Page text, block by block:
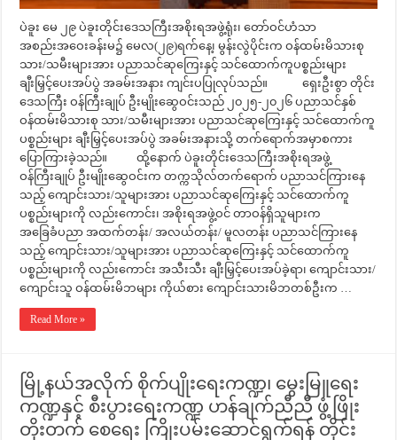
ပဲခူး မေ ၂၉ ပဲခူးတိုင်းဒေသကြီးအစိုးရအဖွဲ့ရုံး၊ တော်ဝင်ဟံသာ
အစည်းအဝေးခန်းမ၌ မေလ(၂၉)ရက်နေ့၊ မွန်းလွဲပိုင်းက ဝန်ထမ်းမိသားစု
သား/သမီးများအား ပညာသင်ဆုကြေးနှင့် သင်ထောက်ကူပစ္စည်းများ
ချီးမြှင့်ပေးအပ်ပွဲ အခမ်းအနား ကျင်းပပြုလုပ်သည်။ ရှေးဦးစွာ တိုင်း
ဒေသကြီး ဝန်ကြီးချုပ် ဦးမျိုးဆွေဝင်းသည် ၂၀၂၅-၂၀၂၆ ပညာသင်နှစ်
ဝန်ထမ်းမိသားစု သား/သမီးများအား ပညာသင်ဆုကြေးနှင့် သင်ထောက်ကူ
ပစ္စည်းများ ချီးမြှင့်ပေးအပ်ပွဲ အခမ်းအနားသို့ တက်ရောက်အမှာစကား
ပြောကြားခဲ့သည်။ ထို့နောက် ပဲခူးတိုင်းဒေသကြီးအစိုးရအဖွဲ့
ဝန်ကြီးချုပ် ဦးမျိုးဆွေဝင်းက တက္ကသိုလ်တက်ရောက် ပညာသင်ကြားနေ
သည့် ကျောင်းသား/သူများအား ပညာသင်ဆုကြေးနှင့် သင်ထောက်ကူ
ပစ္စည်းများကို လည်းကောင်း၊ အစိုးရအဖွဲ့ဝင် တာဝန်ရှိသူများက
အခြေခံပညာ အထက်တန်း/ အလယ်တန်း/ မူလတန်း ပညာသင်ကြားနေ
သည့် ကျောင်းသား/သူများအား ပညာသင်ဆုကြေးနှင့် သင်ထောက်ကူ
ပစ္စည်းများကို လည်းကောင်း အသီးသီး ချီးမြှင့်ပေးအပ်ခဲ့ရာ၊ ကျောင်းသား/
ကျောင်းသူ ဝန်ထမ်းမိဘများ ကိုယ်စား ကျောင်းသားမိဘတစ်ဦးက …
Read More »
မြို့နယ်အလိုက် စိုက်ပျိုးရေးကဏ္ဍ၊ မွေးမြူရေး
ကဏ္ဍနှင့် စီးပွားရေးကဏ္ဍ ဟန်ချက်ညီညီ ဖွံ့ဖြိုး
တိုးတက် စေရေး ကြိုးပမ်းဆောင်ရွက်ရန် တိုင်း